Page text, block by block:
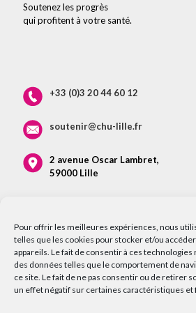
Pour offrir les meilleures expériences, nous
telles que les cookies pour stocker et/ou
appareils. Le fait de consentir à ces
des données telles que le comportement de
ce site. Le fait de ne pas consentir ou de retirer
un effet négatif sur certaines caractéristiques et
Soutenez les progrès
qui profitent à votre santé.
+33 (0)3 20 44 60 12
soutenir@chu-lille.fr
2 avenue Oscar Lambret,
59000 Lille